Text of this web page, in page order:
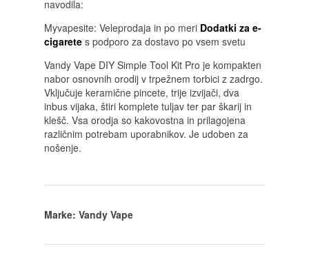
navodila:
Myvapesite: Veleprodaja in po meri Dodatki za e-
cigarete s podporo za dostavo po vsem svetu
Vandy Vape DIY Simple Tool Kit Pro je kompakten
nabor osnovnih orodij v trpežnem torbici z zadrgo.
Vključuje keramične pincete, trije izvijači, dva
inbus vijaka, štiri komplete tuljav ter par škarij in
klešč. Vsa orodja so kakovostna in prilagojena
različnim potrebam uporabnikov. Je udoben za
nošenje.
Marke: Vandy Vape